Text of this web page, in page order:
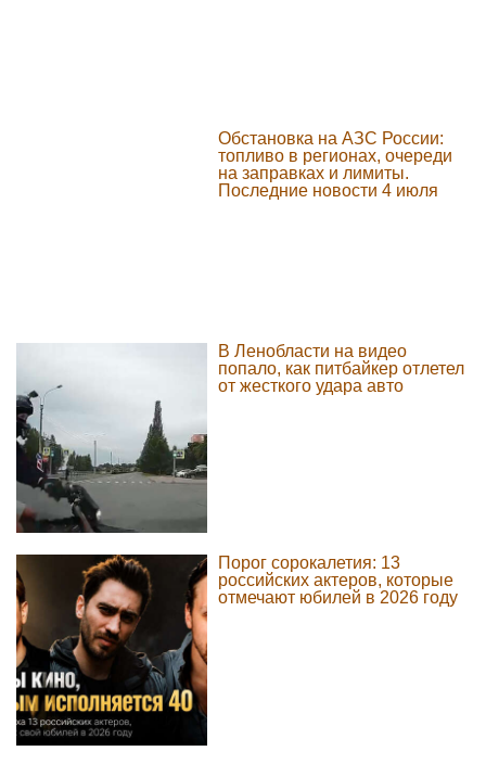
Обстановка на АЗС России:
топливо в регионах, очереди
на заправках и лимиты.
Последние новости 4 июля
В Ленобласти на видео
попало, как питбайкер отлетел
от жесткого удара авто
Порог сорокалетия: 13
российских актеров, которые
отмечают юбилей в 2026 году